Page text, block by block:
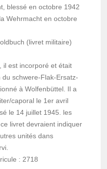
blessé en octobre 1942
Wehrmacht en octobre
(livret militaire)
il est incorporé et était
du schwere-Flak-Ersatz-
à Wolfenbüttel. Il a
caporal le 1er avril
le 14 juillet 1945. les
livret devraient indiquer
unités dans
: 2718